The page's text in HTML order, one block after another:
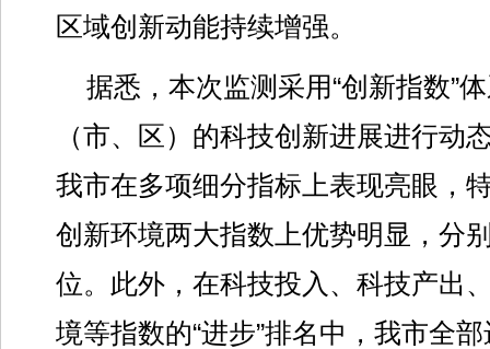
区域创新动能持续增强。
据悉，本次监测采用“创新指数”
（市、区）的科技创新进展进行动
我市在多项细分指标上表现亮眼，
创新环境两大指数上优势明显，分
位。此外，在科技投入、科技产出
境等指数的“进步”排名中，我市全